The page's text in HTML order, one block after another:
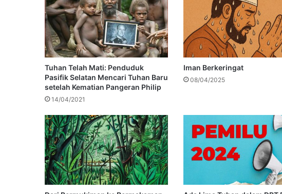
Tuhan Telah Mati: Penduduk
Pasifik Selatan Mencari Tuhan Baru
setelah Kematian Pangeran Philip
14/04/2021
Iman Berkeringat
08/04/2025